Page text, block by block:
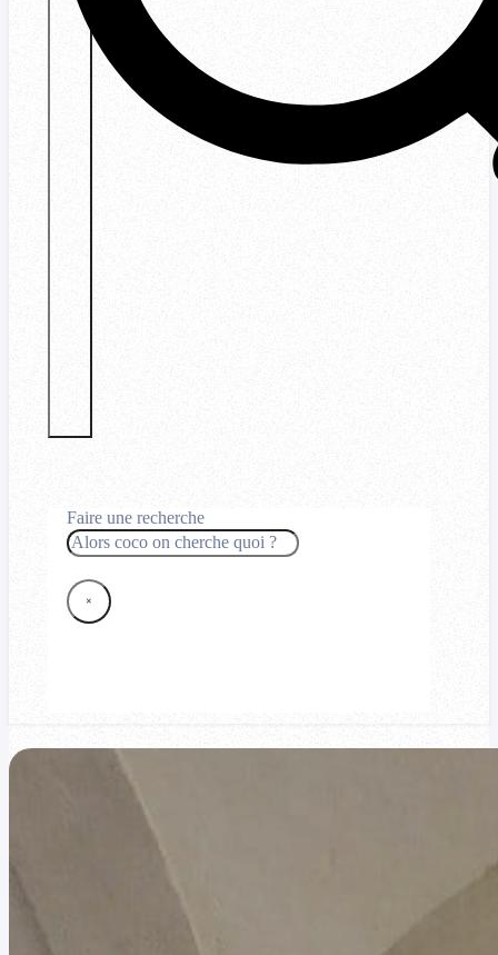
Faire une recherche
Rechercher
×